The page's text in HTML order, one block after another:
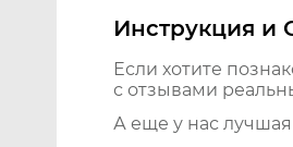
Инструкция и
Если хотите
с отзывами
А еще у нас